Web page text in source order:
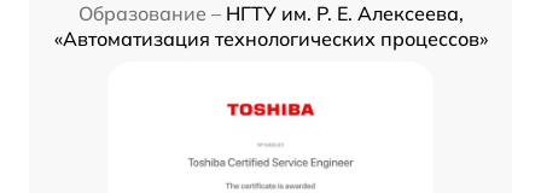
Образование – НГТУ им. Р. Е. Алексеева,
«Автоматизация технологических процессов»